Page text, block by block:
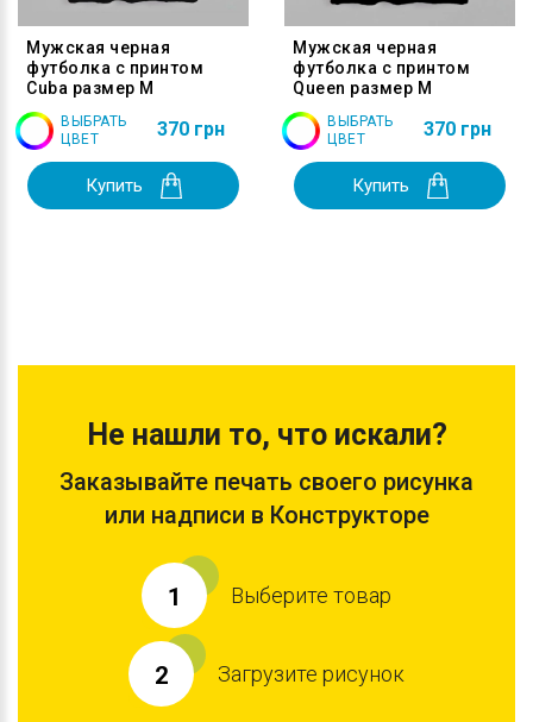
Мужская черная
футболка с принтом
Cuba размер M
ВЫБРАТЬ
ЦВЕТ
370 грн
Купить
Мужская черная
футболка с принтом
Queen размер M
ВЫБРАТЬ
ЦВЕТ
370 грн
Купить
Не нашли то, что искали?
Заказывайте печать своего рисунка
или надписи в Конструкторе
1 Выберите товар
2 Загрузите рисунок